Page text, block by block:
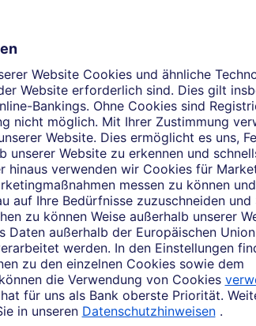
beachten Sie die
für Offenlegungen
Asymmetrisch investieren: Vom